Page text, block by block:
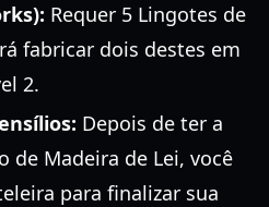
Requer 5 Lingotes de
fabricar dois destes em
2.
Depois de ter a
de Madeira de Lei, você
para finalizar sua